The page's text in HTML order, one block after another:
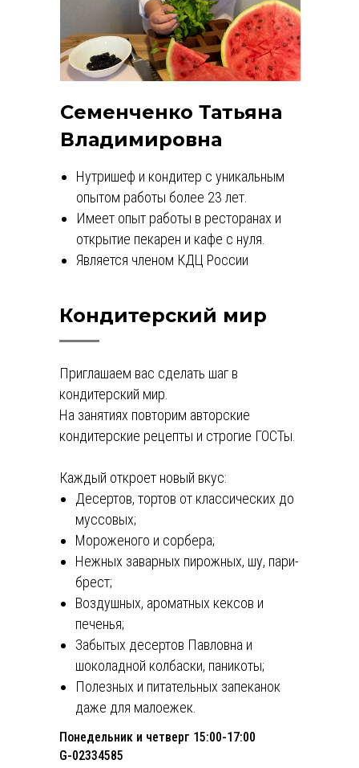
Семенченко Татьяна
Владимировна
Нутришеф и кондитер с уникальным
опытом работы более 23 лет.
Имеет опыт работы в ресторанах и
открытие пекарен и кафе с нуля.
Является членом КДЦ России
Кондитерский мир
Приглашаем вас сделать шаг в
кондитерский мир.
На занятиях повторим авторские
кондитерские рецепты и строгие ГОСТы.
Каждый откроет новый вкус:
Десертов, тортов от классических до
муссовых;
Мороженого и сорбера;
Нежных заварных пирожных, шу, пари-
брест;
Воздушных, ароматных кексов и
печенья;
Забытых десертов Павловна и
шоколадной колбаски, паникоты;
Полезных и питательных запеканок
даже для малоежек.
Понедельник и четверг 15:00-17:00
G-02334585